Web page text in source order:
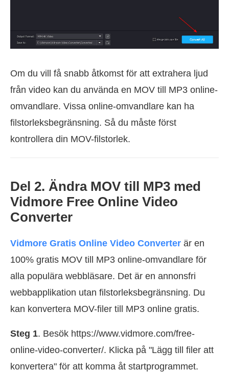
Om du vill få snabb åtkomst för att extrahera ljud
från video kan du använda en MOV till MP3 online-
omvandlare. Vissa online-omvandlare kan ha
filstorleksbegränsning. Så du måste först
kontrollera din MOV-filstorlek.
Del 2. Ändra MOV till MP3 med
Vidmore Free Online Video
Converter
Vidmore Gratis Online Video Converter är en
100% gratis MOV till MP3 online-omvandlare för
alla populära webbläsare. Det är en annonsfri
webbapplikation utan filstorleksbegränsning. Du
kan konvertera MOV-filer till MP3 online gratis.
Steg 1. Besök https://www.vidmore.com/free-
online-video-converter/. Klicka på "Lägg till filer att
konvertera" för att komma åt startprogrammet.